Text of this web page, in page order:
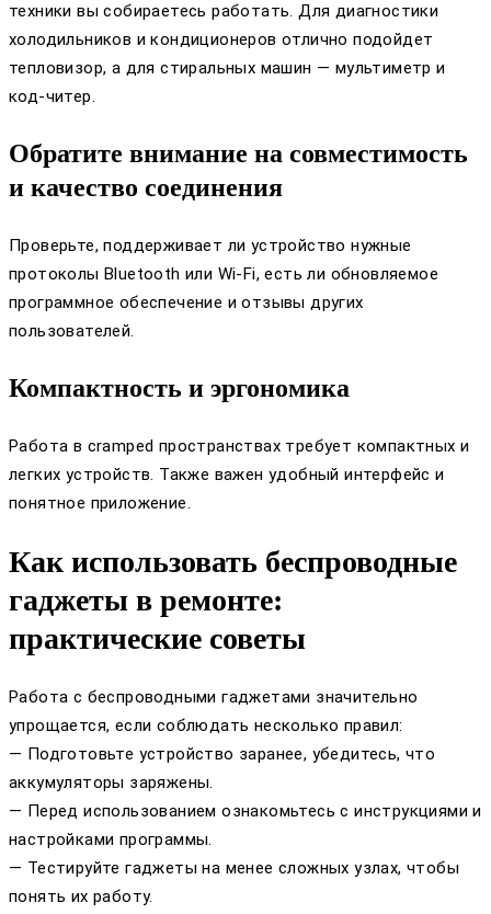
техники вы собираетесь работать. Для диагностики
холодильников и кондиционеров отлично подойдет
тепловизор, а для стиральных машин — мультиметр и
код-читер.
Обратите внимание на совместимость
и качество соединения
Проверьте, поддерживает ли устройство нужные
протоколы Bluetooth или Wi-Fi, есть ли обновляемое
программное обеспечение и отзывы других
пользователей.
Компактность и эргономика
Работа в cramped пространствах требует компактных и
легких устройств. Также важен удобный интерфейс и
понятное приложение.
Как использовать беспроводные
гаджеты в ремонте:
практические советы
Работа с беспроводными гаджетами значительно
упрощается, если соблюдать несколько правил:
— Подготовьте устройство заранее, убедитесь, что
аккумуляторы заряжены.
— Перед использованием ознакомьтесь с инструкциями и
настройками программы.
— Тестируйте гаджеты на менее сложных узлах, чтобы
понять их работу.